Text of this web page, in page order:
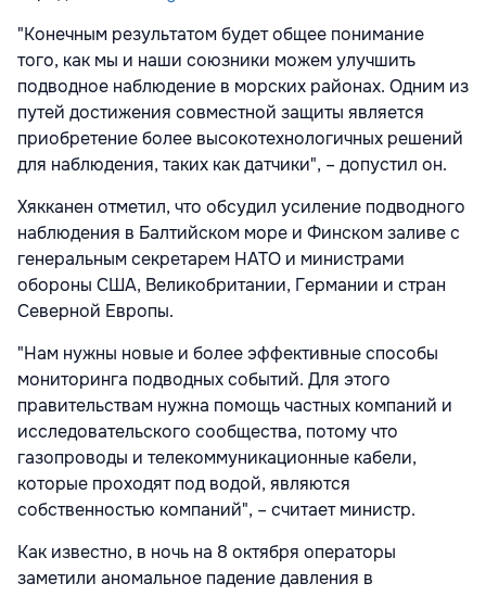
"Конечным результатом будет общее понимание
того, как мы и наши союзники можем улучшить
подводное наблюдение в морских районах. Одним из
путей достижения совместной защиты является
приобретение более высокотехнологичных решений
для наблюдения, таких как датчики", – допустил он.
Хякканен отметил, что обсудил усиление подводного
наблюдения в Балтийском море и Финском заливе с
генеральным секретарем НАТО и министрами
обороны США, Великобритании, Германии и стран
Северной Европы.
"Нам нужны новые и более эффективные способы
мониторинга подводных событий. Для этого
правительствам нужна помощь частных компаний и
исследовательского сообщества, потому что
газопроводы и телекоммуникационные кабели,
которые проходят под водой, являются
собственностью компаний", – считает министр.
Как известно, в ночь на 8 октября операторы
заметили аномальное падение давления в